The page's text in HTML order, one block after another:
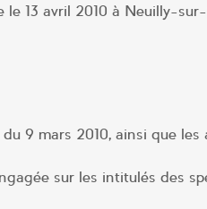
le 13 avril 2010 à Neuilly-
9 mars 2010, ainsi que
sur les intitulés des